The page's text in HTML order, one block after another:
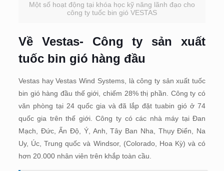
Một số hoạt động tại khóa học kỹ năng lãnh đạo cho
công ty tuốc bin gió VESTAS
Về Vestas- Công ty sản xuất
tuốc bin gió hàng đầu
Vestas hay Vestas Wind Systems, là công ty sản xuất tuốc
bin gió hàng đầu thế giới, chiếm 28% thị phần. Công ty có
văn phòng tại 24 quốc gia và đã lắp đặt tuabin gió ở 74
quốc gia trên thế giới. Công ty có các nhà máy tại Đan
Mạch, Đức, Ấn Độ, Ý, Anh, Tây Ban Nha, Thụy Điển, Na
Uy, Úc, Trung quốc và Windsor, (Colorado, Hoa Kỳ) và có
hơn 20.000 nhân viên trên khắp toàn cầu.